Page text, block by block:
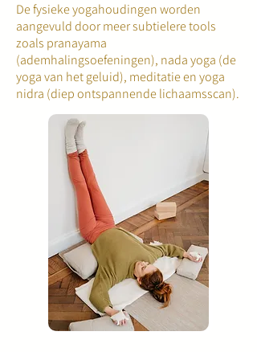
De fysieke yogahoudingen worden
aangevuld door meer subtielere tools
zoals pranayama
(ademhalingsoefeningen), nada yoga (de
yoga van het geluid), meditatie en yoga
nidra (diep ontspannende lichaamsscan).